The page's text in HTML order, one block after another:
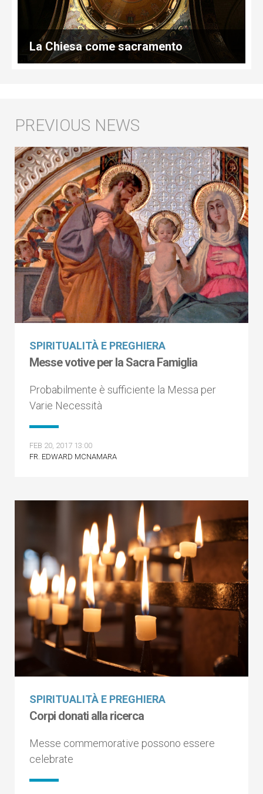
La Chiesa come sacramento
SPIRITUALITÀ E PREGHIERA
Messe votive per la Sacra Famiglia
Probabilmente è sufficiente la Messa per
Varie Necessità
FEB 20, 2017 13:00
FR. EDWARD MCNAMARA
SPIRITUALITÀ E PREGHIERA
Corpi donati alla ricerca
Messe commemorative possono essere
celebrate